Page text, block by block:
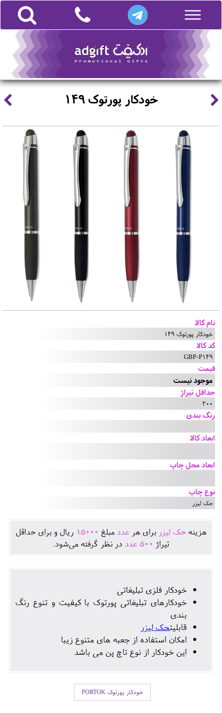
خودکار پورتوک 149
نام کالا
خودکار پورتوک 149
کد کالا
GBP-P149
قیمت
موجود نیست
حداقل تیراژ
200
رنگ بندی
ابعاد کالا
ابعاد محل چاپ
نوع چاپ
حک لیزر
هزينهحک لیزر برای هرعدد مبلغ 15000 ريال و برای حداقل
تيراژ 500 عدد در نظر گرفته می‌شود.
خودکار فلزی تبلیغاتی
خودکارهای تبلیغاتی پورتوک با کیفیت و تنوع رنگ
بندی
قابلیتحک لیزر
امکان استفاده از جعبه های متنوع زیبا
این خودکار از نوع تاچ پن می باشد
خودکار پورتوک PORTOK